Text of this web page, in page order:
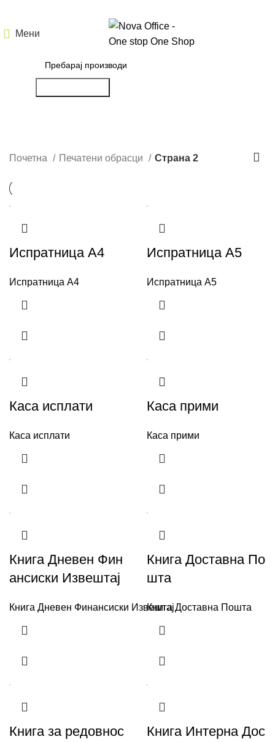
Мени
Почетна Печатени обрасци Страна 2
Испратница А4
Испратница А4
Испратница А5
Испратница А5
Каса исплати
Каса исплати
Каса прими
Каса прими
Книга Дневен Фин
ансиски Извештај
Книга Дневен Финансиски Извештај
Книга Доставна По
шта
Книга Доставна Пошта
Книга за редовнос
Книга Интерна Дос